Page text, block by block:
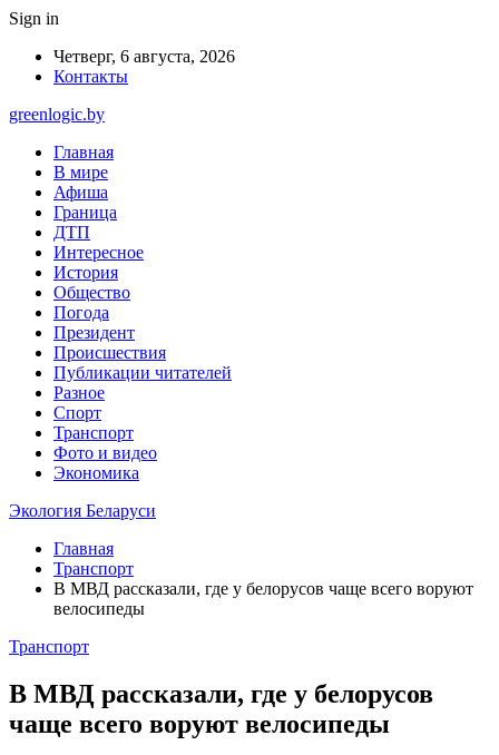
Sign in
Четверг, 6 августа, 2026
Контакты
greenlogic.by
Главная
В мире
Афиша
Граница
ДТП
Интересное
История
Общество
Погода
Президент
Происшествия
Публикации читателей
Разное
Спорт
Транспорт
Фото и видео
Экономика
Экология Беларуси
Главная
Транспорт
В МВД рассказали, где у белорусов чаще всего воруют
велосипеды
Транспорт
В МВД рассказали, где у белорусов
чаще всего воруют велосипеды